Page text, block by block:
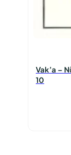
Vak’a –
10